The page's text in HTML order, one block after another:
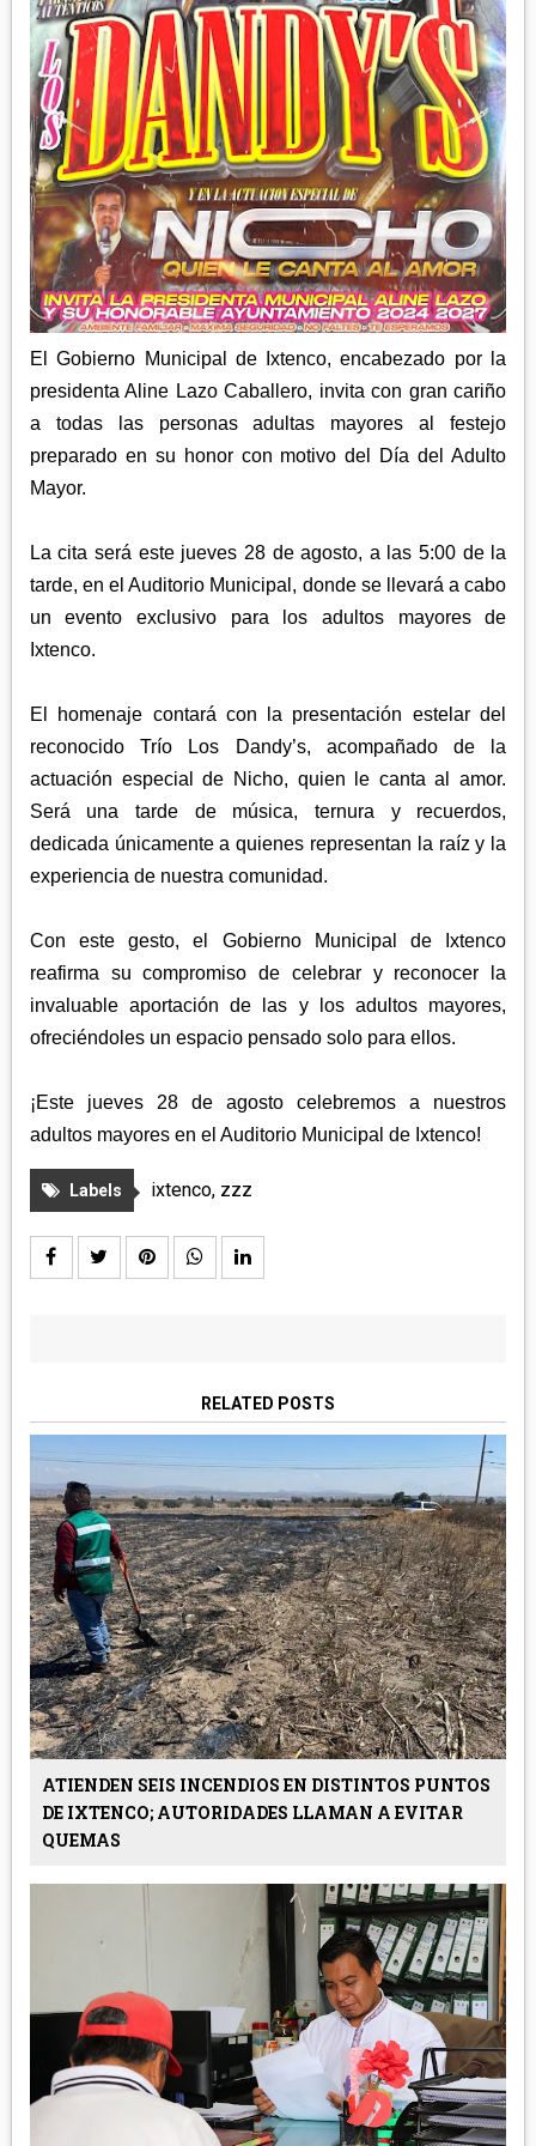
ZITLALTEPEC
TERRENATE
TLAXCO
XALOZTOC
CHIAUTEMPAN
CONTLA
PANOTLA
SAN PABLO DEL MONTE
ZACATELCO
REGIÓN PONIENTE
CALPULALPAN
HUEYOTLIPAN
NANACAMILPA
SANCTÓRUM
El Gobierno Municipal de Ixtenco, encabezado por la
presidenta Aline Lazo Caballero, invita con gran cariño
a todas las personas adultas mayores al festejo
preparado en su honor con motivo del Día del Adulto
Mayor.
La cita será este jueves 28 de agosto, a las 5:00 de la
tarde, en el Auditorio Municipal, donde se llevará a cabo
un evento exclusivo para los adultos mayores de
Ixtenco.
El homenaje contará con la presentación estelar del
reconocido Trío Los Dandy’s, acompañado de la
actuación especial de Nicho, quien le canta al amor.
Será una tarde de música, ternura y recuerdos,
dedicada únicamente a quienes representan la raíz y la
experiencia de nuestra comunidad.
Con este gesto, el Gobierno Municipal de Ixtenco
reafirma su compromiso de celebrar y reconocer la
invaluable aportación de las y los adultos mayores,
ofreciéndoles un espacio pensado solo para ellos.
¡Este jueves 28 de agosto celebremos a nuestros
adultos mayores en el Auditorio Municipal de Ixtenco!
Labels ixtenco, zzz
RELATED POSTS
ATIENDEN SEIS INCENDIOS EN DISTINTOS PUNTOS
DE IXTENCO; AUTORIDADES LLAMAN A EVITAR
QUEMAS